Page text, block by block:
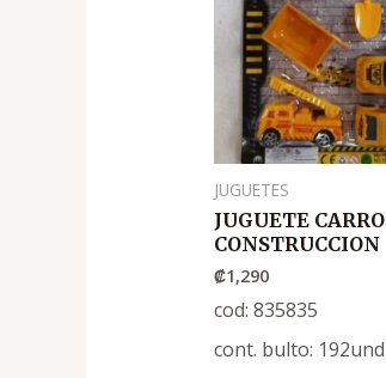
JUGUETES
JUGUETE CARRO
CONSTRUCCION
₡1,290
cod: 835835
cont. bulto: 192und